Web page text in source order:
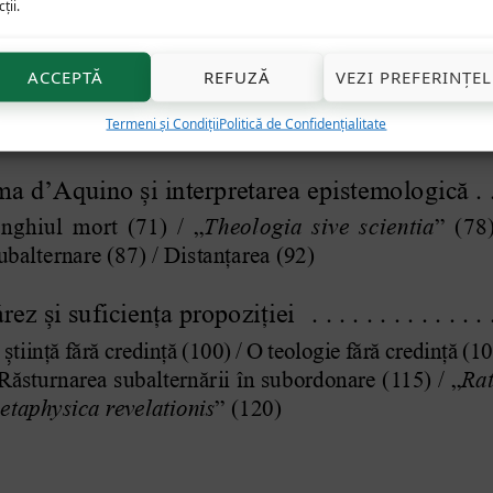
ACCEPTĂ REFUZĂ VEZI
Termeni și CondițiiPolitică de Confidențialitate